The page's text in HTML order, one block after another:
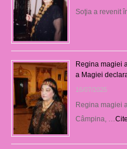
Soţia a revenit
Regina magiei
a Magiei
16/07/2025
Regina magiei
Câmpina, …